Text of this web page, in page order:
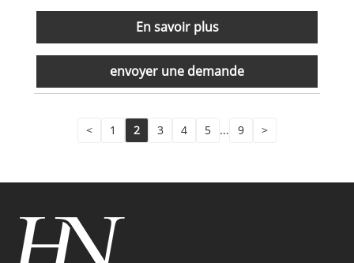
En savoir plus
envoyer une demande
< 1 2 3 4 5 ... 9 >